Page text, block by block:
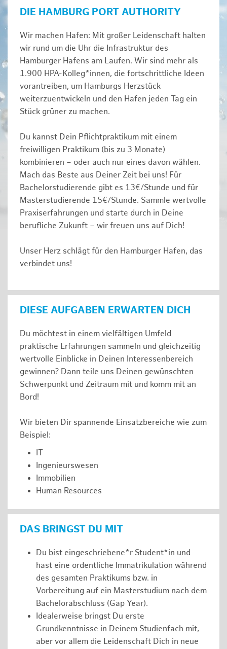
DIE HAMBURG PORT AUTHORITY
Wir machen Hafen: Mit großer Leidenschaft halten
wir rund um die Uhr die Infrastruktur des
Hamburger Hafens am Laufen. Wir sind mehr als
1.900 HPA-Kolleg*innen, die fortschrittliche Ideen
vorantreiben, um Hamburgs Herzstück
weiterzuentwickeln und den Hafen jeden Tag ein
Stück grüner zu machen.
Du kannst Dein Pflichtpraktikum mit einem
freiwilligen Praktikum (bis zu 3 Monate)
kombinieren – oder auch nur eines davon wählen.
Mach das Beste aus Deiner Zeit bei uns! Für
Bachelorstudierende gibt es 13€/Stunde und für
Masterstudierende 15€/Stunde. Sammle wertvolle
Praxiserfahrungen und starte durch in Deine
berufliche Zukunft – wir freuen uns auf Dich!
Unser Herz schlägt für den Hamburger Hafen, das
verbindet uns!
DIESE AUFGABEN ERWARTEN DICH
Du möchtest in einem vielfältigen Umfeld
praktische Erfahrungen sammeln und gleichzeitig
wertvolle Einblicke in Deinen Interessenbereich
gewinnen? Dann teile uns Deinen gewünschten
Schwerpunkt und Zeitraum mit und komm mit an
Bord!
Wir bieten Dir spannende Einsatzbereiche wie zum
Beispiel:
IT
Ingenieurswesen
Immobilien
Human Resources
DAS BRINGST DU MIT
Du bist eingeschriebene*r Student*in und
hast eine ordentliche Immatrikulation während
des gesamten Praktikums bzw. in
Vorbereitung auf ein Masterstudium nach dem
Bachelorabschluss (Gap Year).
Idealerweise bringst Du erste
Grundkenntnisse in Deinem Studienfach mit,
aber vor allem die Leidenschaft Dich in neue